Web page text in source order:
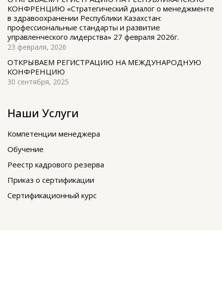
КОНФРЕНЦИЮ «Стратегический диалог о менеджменте
в здравоохранении Республики Казахстан:
профессиональные стандарты и развитие
управленческого лидерства» 27 февраля 2026г.
23 февраля, 2026
ОТКРЫВАЕМ РЕГИСТРАЦИЮ НА МЕЖДУНАРОДНУЮ
КОНФРЕНЦИЮ
30 сентября, 2025
Наши Услуги
Компетенции менеджера
Обучение
Реестр кадрового резерва
Приказ о сертификации
Сертификационный курс